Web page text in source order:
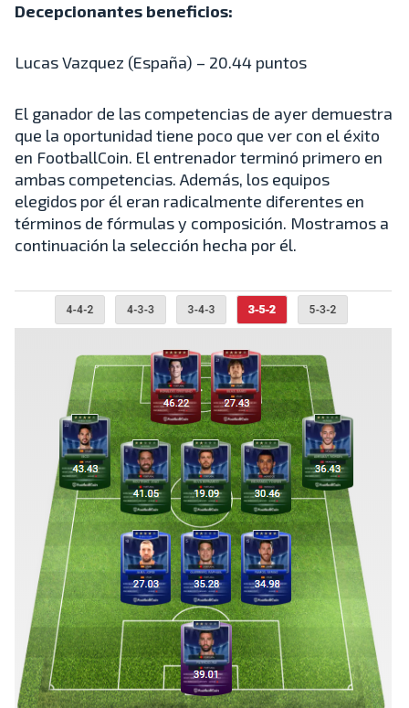
Decepcionantes beneficios:
Lucas Vazquez (España) – 20.44 puntos
El ganador de las competencias de ayer demuestra
que la oportunidad tiene poco que ver con el éxito
en FootballCoin. El entrenador terminó primero en
ambas competencias. Además, los equipos
elegidos por él eran radicalmente diferentes en
términos de fórmulas y composición. Mostramos a
continuación la selección hecha por él.